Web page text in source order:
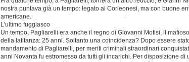
nostra puntava già un tempo: legato ai Corleonesi, ma con buone
americane.
L’ultimo fuggiasco
Un tempo, Pagliarelli era anche il regno di Giovanni Motisi, il
della latitanza: 25 anni. Soltanto una coincidenza? Dopo essere
mandamento di Pagliarelli, per meriti criminali straordinari
anni Novanta fu estromesso da tutti gli incarichi. Per disposizione di